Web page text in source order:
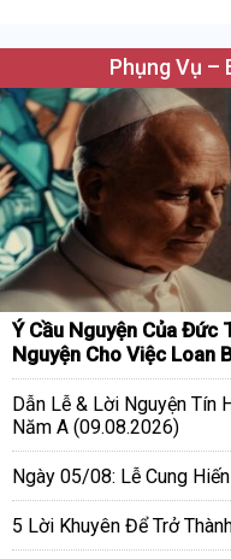
Phụng Vụ –
Ý Cầu Nguyện Của Đức
Nguyện Cho Việc Loan
Dẫn Lễ & Lời Nguyện Tín
Năm A (09.08.2026)
Ngày 05/08: Lễ Cung
5 Lời Khuyên Để Trở